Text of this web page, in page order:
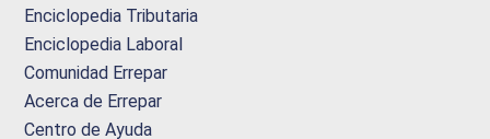
Enciclopedia Tributaria
Enciclopedia Laboral
Comunidad Errepar
Acerca de Errepar
Centro de Ayuda